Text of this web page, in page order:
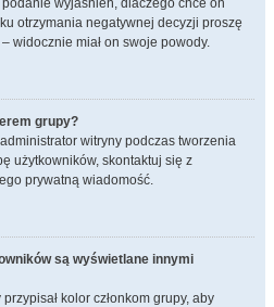
wyjaśnień, dlaczego chce on
otrzymania negatywnej decyzji proszę
widocznie miał on swoje powody.
grupy?
witryny podczas tworzenia
użytkowników, skontaktuj się z
prywatną wiadomość.
są wyświetlane innymi
kolor członkom grupy, aby